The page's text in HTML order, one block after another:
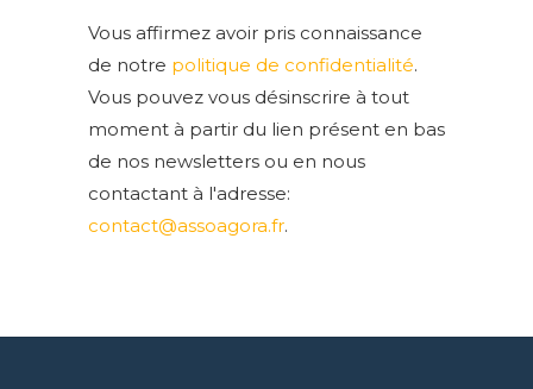
Vous affirmez avoir pris connaissance
de notre politique de confidentialité.
Vous pouvez vous désinscrire à tout
moment à partir du lien présent en bas
de nos newsletters ou en nous
contactant à l'adresse:
contact@assoagora.fr.